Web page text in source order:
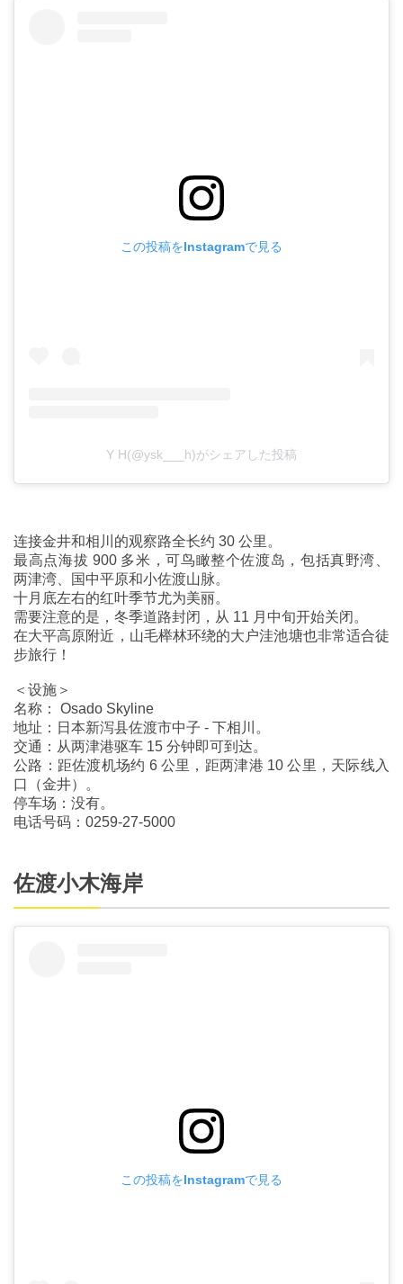
この投稿をInstagramで見る
Y H(@ysk___h)がシェアした投稿
连接金井和相川的观察路全长约 30 公里。
最高点海拔 900 多米，可鸟瞰整个佐渡岛，包括真野湾、
两津湾、国中平原和小佐渡山脉。
十月底左右的红叶季节尤为美丽。
需要注意的是，冬季道路封闭，从 11 月中旬开始关闭。
在大平高原附近，山毛榉林环绕的大户洼池塘也非常适合徒
步旅行！
＜设施＞
名称： Osado Skyline
地址：日本新泻县佐渡市中子 - 下相川。
交通：从两津港驱车 15 分钟即可到达。
公路：距佐渡机场约 6 公里，距两津港 10 公里，天际线入
口（金井）。
停车场：没有。
电话号码：0259-27-5000
佐渡小木海岸
この投稿をInstagramで見る